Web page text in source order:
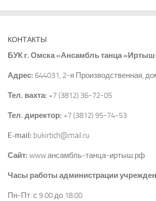
и
я
е
р
п
р
я
и
е
КОНТАКТЫ
БУК г. Омска «Ансамбль танца
Адрес: 644031, 2-я Производственная,
Тел. вахта: +7 (3812) 36-72-05
Тел. директор: +7 (3812) 95-74-53
E-mail: bukirtich@mail.ru
Сайт: www.ансамбль-танца-иртыш.рф
Часы работы администрации
Пн-Пт: с 9.00 до 18.00